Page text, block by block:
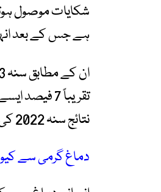
شکایات موصول
ہے جس کے بعد
تقریباً 7
نتائج سنہ 2022 کی برطانوی ہیٹ ویو کے دوران بھی سامنے آئے۔
دماغ گرمی سے